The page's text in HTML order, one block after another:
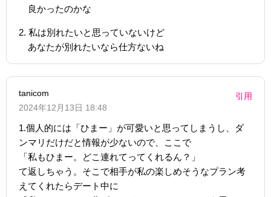
良かったのかな
2. 私は別れたいと思っていないけど
あなたが別れたいなら仕方ないね
tanicom
2024年12月13日 18:48
引用
1.個人的には「ひまー」が可愛いと思ってしまうし、ダ
ンマリだけだと情報が少ないので、ここで
「私もひまー。どこ連れてってくれるん？」
て返しちゃう。そこで相手が私の楽しめそうなプラン考
えてくれたらデート中に